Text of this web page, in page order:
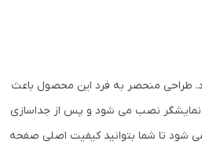
طراحی منحصر به فرد این محصول باعث
نمایشگر نصب می شود و پس از جداسازی
شود تا شما بتوانید کیفیت اصلی صفحه